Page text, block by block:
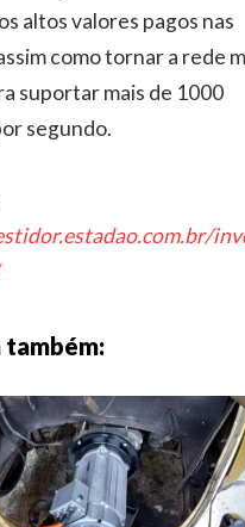
altos valores pagos nas
como tornar a rede
suportar mais de 1000
segundo.
também: